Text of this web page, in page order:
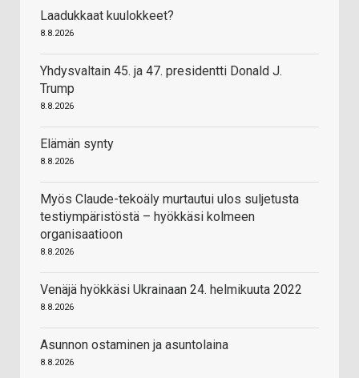
Laadukkaat kuulokkeet?
8.8.2026
Yhdysvaltain 45. ja 47. presidentti Donald J.
Trump
8.8.2026
Elämän synty
8.8.2026
Myös Claude-tekoäly murtautui ulos suljetusta
testiympäristöstä – hyökkäsi kolmeen
organisaatioon
8.8.2026
Venäjä hyökkäsi Ukrainaan 24. helmikuuta 2022
8.8.2026
Asunnon ostaminen ja asuntolaina
8.8.2026